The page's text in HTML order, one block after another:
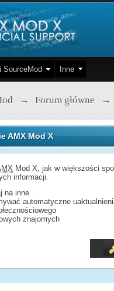
SourceMod Inne
→ Forum główne →
AMX Mod X
Mod X, jak w większości
informacji.
na inne
automatyczne
znajomych